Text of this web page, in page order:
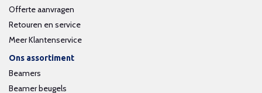
Offerte aanvragen
Retouren en service
Meer Klantenservice
Ons assortiment
Beamers
Beamer beugels